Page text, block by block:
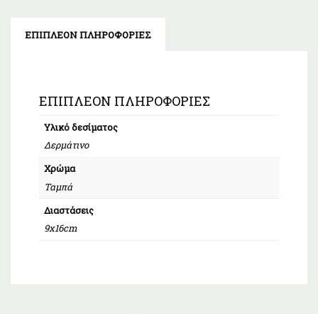
ΕΠΙΠΛΈΟΝ ΠΛΗΡΟΦΟΡΊΕΣ
ΕΠΙΠΛΈΟΝ ΠΛΗΡΟΦΟΡΊΕΣ
Υλικό δεσίματος
Δερμάτινο
Χρώμα
Ταμπά
Διαστάσεις
9x16cm